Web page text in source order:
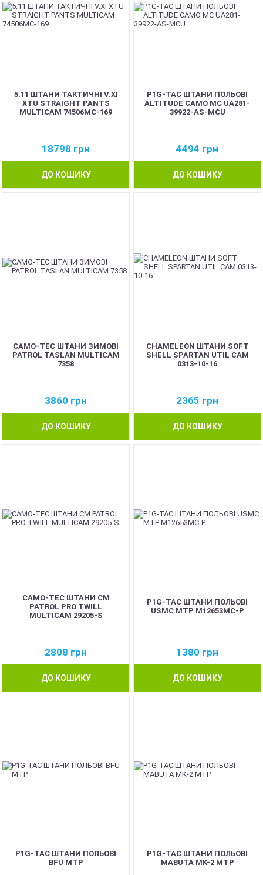
5.11 ШТАНИ ТАКТИЧНІ V.XI
XTU STRAIGHT PANTS
MULTICAM 74506MC-169
18798 грн
ДО КОШИКУ
P1G-TAC ШТАНИ ПОЛЬОВІ
ALTITUDE CAMO MC UA281-
39922-AS-MCU
4494 грн
ДО КОШИКУ
CAMO-TEC ШТАНИ ЗИМОВІ
PATROL TASLAN MULTICAM
7358
3860 грн
ДО КОШИКУ
CHAMELEON ШТАНИ SOFT
SHELL SPARTAN UTIL CAM
0313-10-16
2365 грн
ДО КОШИКУ
CAMO-TEC ШТАНИ CM
PATROL PRO TWILL
MULTICAM 29205-S
2808 грн
ДО КОШИКУ
P1G-TAC ШТАНИ ПОЛЬОВІ
USMC MTP M12653MC-P
1380 грн
ДО КОШИКУ
P1G-TAC ШТАНИ ПОЛЬОВІ
BFU MTP
P1G-TAC ШТАНИ ПОЛЬОВІ
MABUTA MK-2 MTP